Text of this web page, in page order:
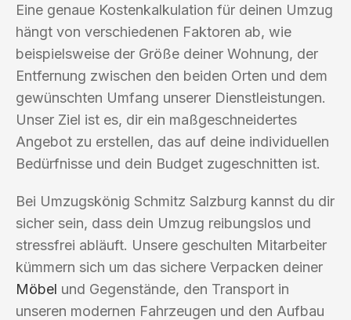
Eine genaue Kostenkalkulation für deinen Umzug
hängt von verschiedenen Faktoren ab, wie
beispielsweise der Größe deiner Wohnung, der
Entfernung zwischen den beiden Orten und dem
gewünschten Umfang unserer Dienstleistungen.
Unser Ziel ist es, dir ein maßgeschneidertes
Angebot zu erstellen, das auf deine individuellen
Bedürfnisse und dein Budget zugeschnitten ist.
Bei Umzugskönig Schmitz Salzburg kannst du dir
sicher sein, dass dein Umzug reibungslos und
stressfrei abläuft. Unsere geschulten Mitarbeiter
kümmern sich um das sichere Verpacken deiner
Möbel und Gegenstände, den Transport in
unseren modernen Fahrzeugen und den Aufbau